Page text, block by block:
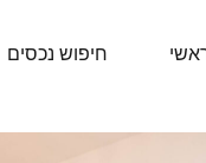
חיפוש נכסים